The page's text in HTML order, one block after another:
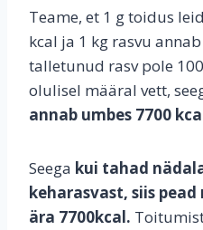
Teame, et 1 g toidus
kcal ja 1 kg rasvu
talletunud rasv pole
olulisel määral vett,
annab umbes 7700
Seega kui tahad
keharasvast, siis
ära 7700kcal.